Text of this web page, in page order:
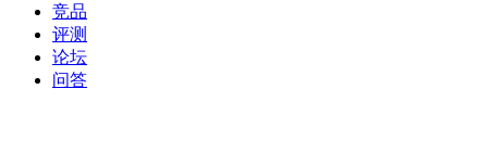
竞品
评测
论坛
问答